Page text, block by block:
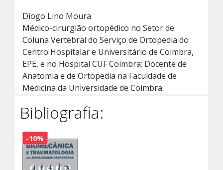
Diogo Lino Moura
Médico-cirurgião ortopédico no Setor de
Coluna Vertebral do Serviço de Ortopedia do
Centro Hospitalar e Universitário de Coimbra,
EPE, e no Hospital CUF Coimbra; Docente de
Anatomia e de Ortopedia na Faculdade de
Medicina da Universidade de Coimbra.
Bibliografia:
-10%